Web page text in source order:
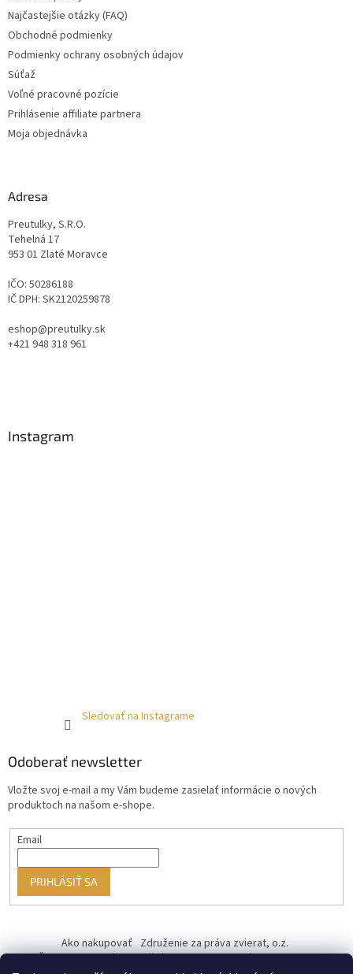
Najčastejšie otázky (FAQ)
Obchodné podmienky
Podmienky ochrany osobných údajov
Súťaž
Voľné pracovné pozície
Prihlásenie affiliate partnera
Moja objednávka
Adresa
Preutulky, S.R.O.
Tehelná 17
953 01 Zlaté Moravce
IČO: 50286188
IČ DPH: SK2120259878
eshop@preutulky.sk
+421 948 318 961
Instagram
Sledovať na Instagrame
Odoberať newsletter
Vložte svoj e-mail a my Vám budeme zasielať informácie o nových
produktoch na našom e-shope.
Email
PRIHLÁSIŤ SA
Ako nakupovať Združenie za práva zvierat, o.z.
Československý kastračný program Informácie o cookies